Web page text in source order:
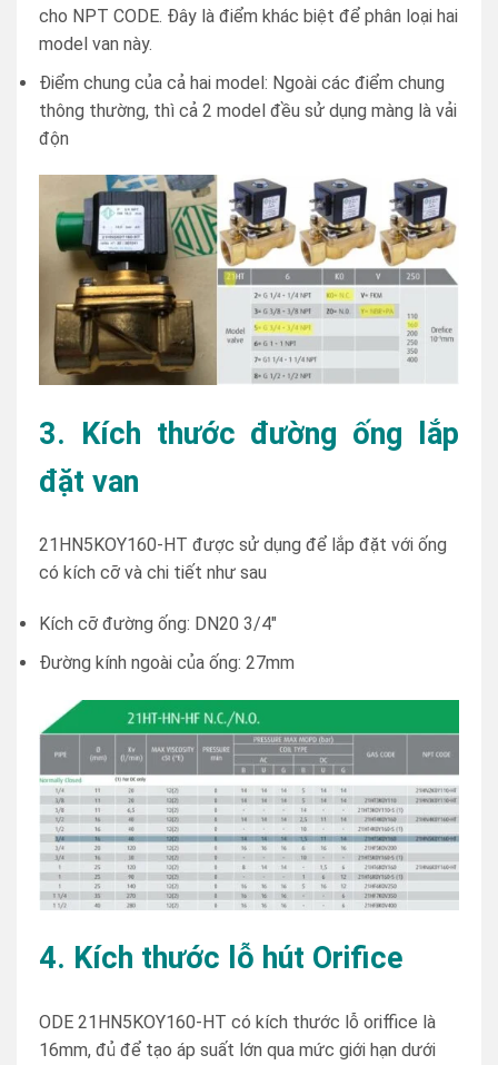
cho NPT CODE. Đây là điểm khác biệt để phân loại hai
model van này.
Điểm chung của cả hai model: Ngoài các điểm chung
thông thường, thì cả 2 model đều sử dụng màng là vải
độn
3. Kích thước đường ống lắp
đặt van
21HN5KOY160-HT được sử dụng để lắp đặt với ống
có kích cỡ và chi tiết như sau
Kích cỡ đường ống: DN20 3/4″
Đường kính ngoài của ống: 27mm
4. Kích thước lỗ hút Orifice
ODE 21HN5KOY160-HT có kích thước lỗ oriffice là
16mm, đủ để tạo áp suất lớn qua mức giới hạn dưới